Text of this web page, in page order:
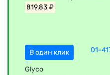
819.83 ₽
В один клик 01-
Glyco